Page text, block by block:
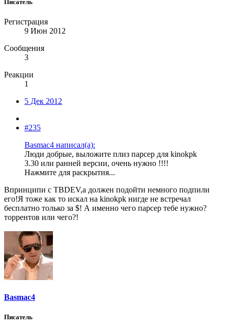
Писатель
Регистрация
9 Июн 2012
Сообщения
3
Реакции
1
5 Дек 2012
#235
Basmac4 написал(а):
Люди добрые, выложите плиз парсер для kinokpk
3.30 или ранней версии, очень нужно !!!!
Нажмите для раскрытия...
Впринципи с TBDEV,a должен подойти немного подпили
его!Я тоже как то искал на kinokpk нигде не встречал
бесплатно только за $! А именно чего парсер тебе нужно?
торрентов или чего?!
Basmac4
Писатель